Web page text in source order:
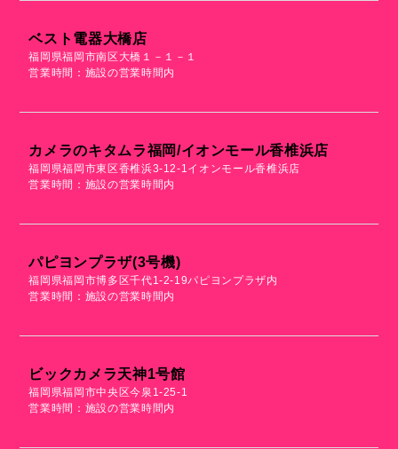
ベスト電器大橋店
福岡県福岡市南区大橋１－１－１
営業時間：施設の営業時間内
カメラのキタムラ福岡/イオンモール香椎浜店
福岡県福岡市東区香椎浜3-12-1イオンモール香椎浜店
営業時間：施設の営業時間内
パピヨンプラザ(3号機)
福岡県福岡市博多区千代1-2-19パピヨンプラザ内
営業時間：施設の営業時間内
ビックカメラ天神1号館
福岡県福岡市中央区今泉1-25-1
営業時間：施設の営業時間内